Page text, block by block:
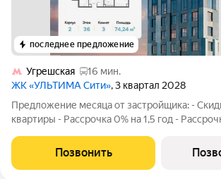
последнее предложение
Угрешская
16 мин.
ЖК «УЛЬТИМА Сити», 3 квартал 2028
Предложение месяца от застройщика: -
квартиры - Рассрочка 0% на 1,5 год -
7% на 7 лет - Семейная ипотека без
Ипотека для всех на весь
Позвонить